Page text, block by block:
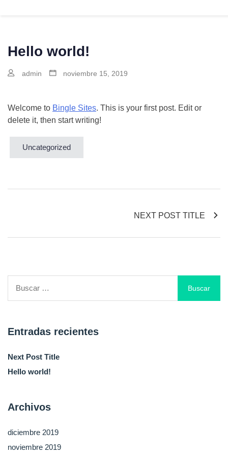
Hello world!
admin noviembre 15, 2019
Welcome to Bingle Sites. This is your first post. Edit or
delete it, then start writing!
Uncategorized
NEXT POST TITLE
Entradas recientes
Next Post Title
Hello world!
Archivos
diciembre 2019
noviembre 2019